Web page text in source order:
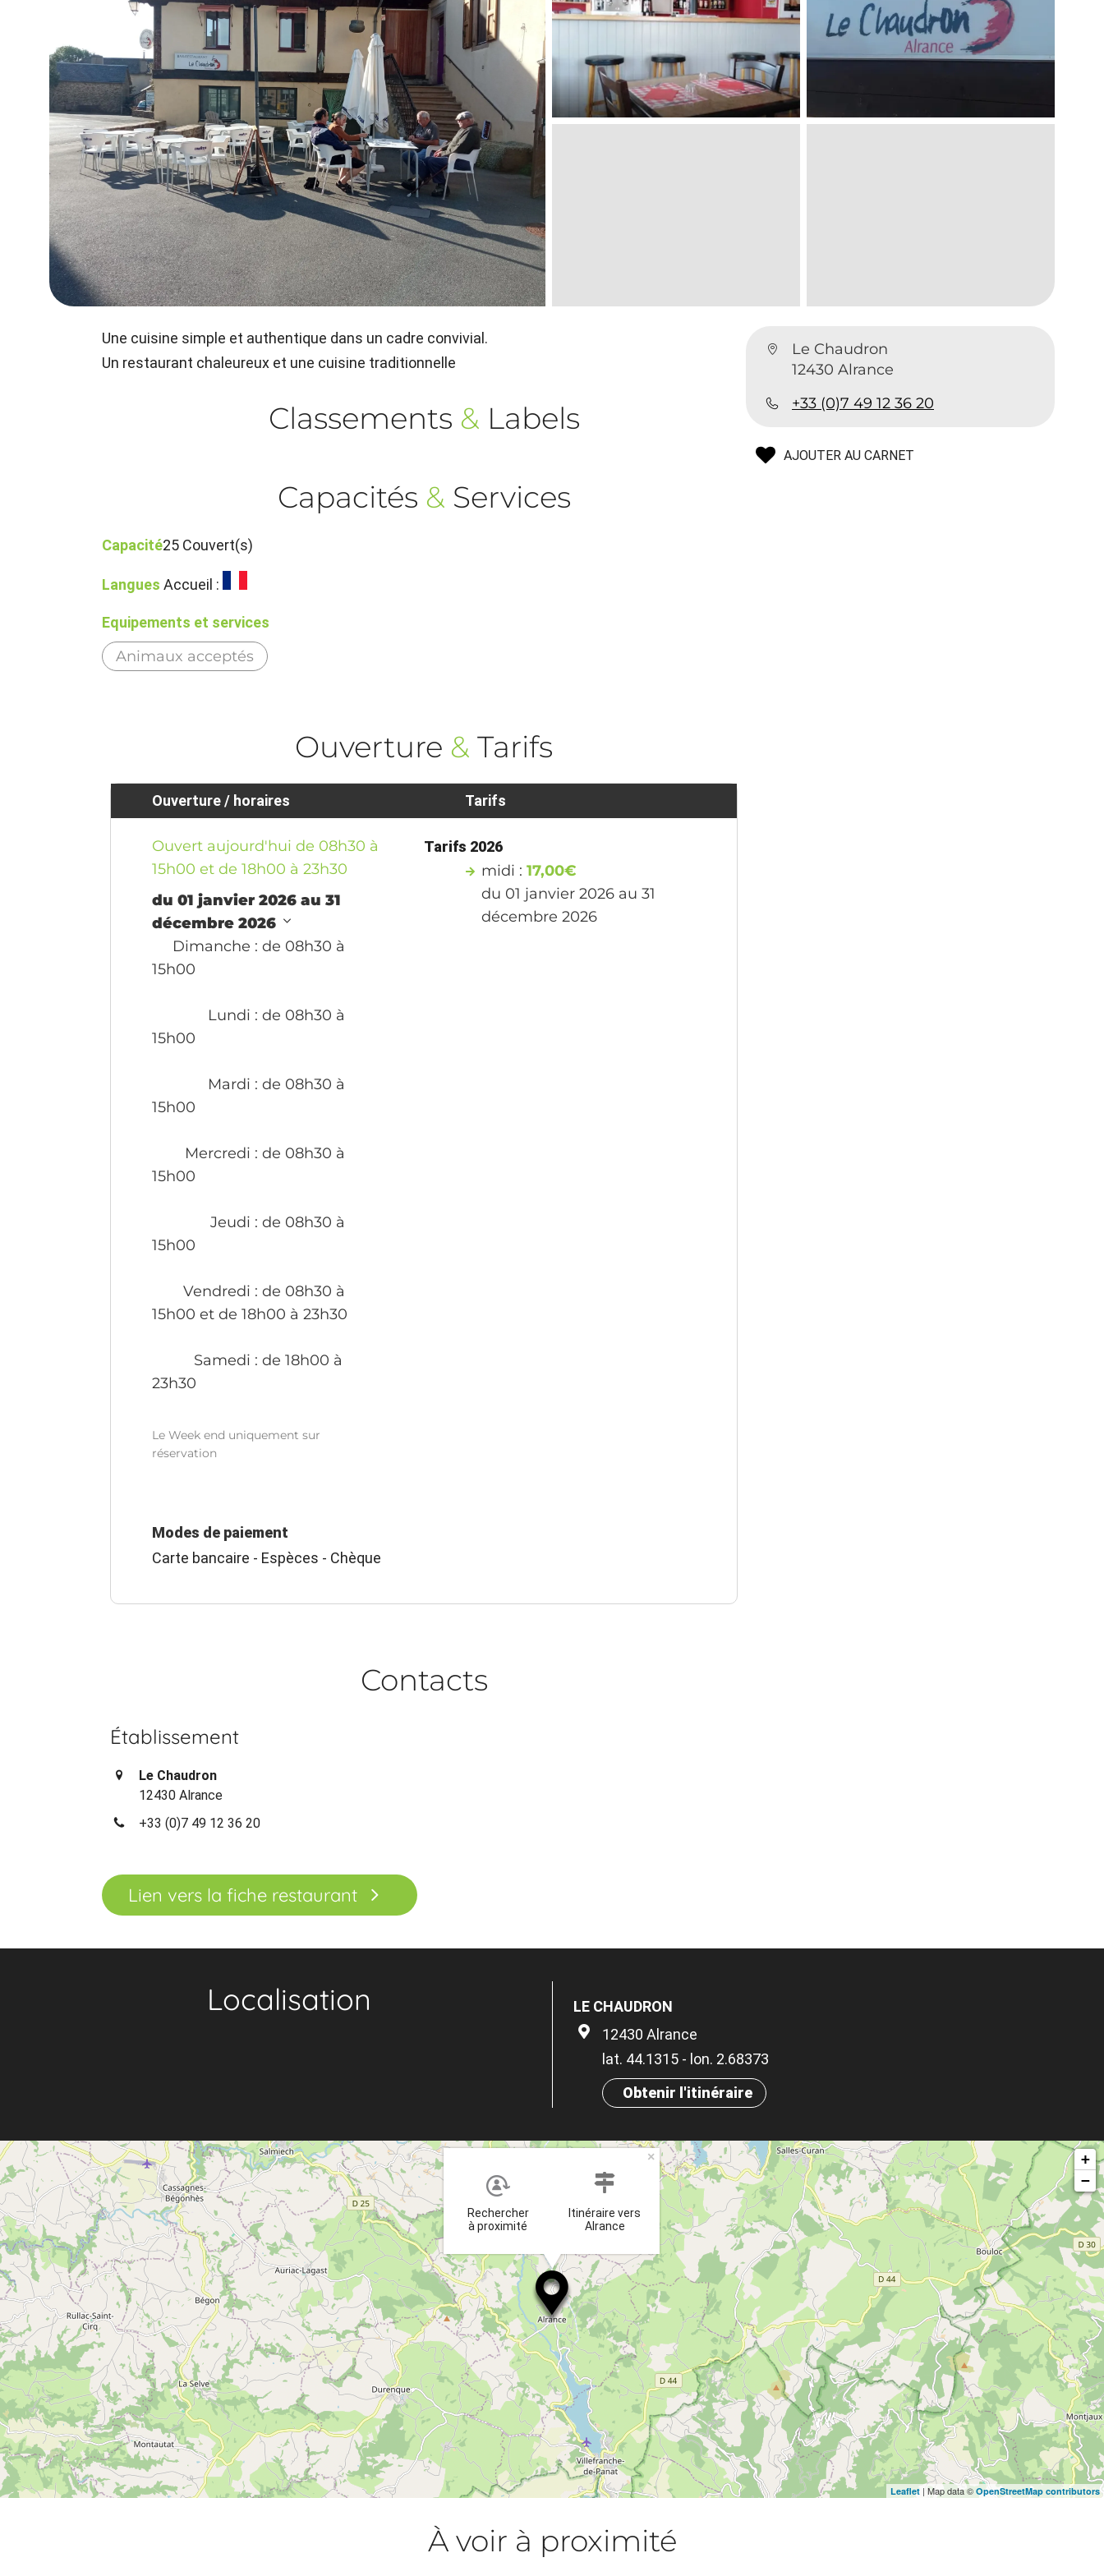
Le Chaudron
12430 Alrance
+33 (0)7 49 12 36 20
AJOUTER AU CARNET
Une cuisine simple et authentique dans un cadre convivial.
Un restaurant chaleureux et une cuisine traditionnelle
Classements & Labels
Capacités & Services
Capacité25 Couvert(s)
Langues Accueil :
Equipements et services
Animaux acceptés
Ouverture & Tarifs
Ouverture / horaires
Ouvert aujourd'hui de 08h30 à
15h00 et de 18h00 à 23h30
du 01 janvier 2026 au 31
décembre 2026
Dimanche : de 08h30 à
15h00
Lundi : de 08h30 à
15h00
Mardi : de 08h30 à
15h00
Mercredi : de 08h30 à
15h00
Jeudi : de 08h30 à
15h00
Vendredi : de 08h30 à
15h00 et de 18h00 à 23h30
Samedi : de 18h00 à
23h30
Le Week end uniquement sur
réservation
Tarifs
Tarifs 2026
midi :17,00€
du 01 janvier 2026 au 31
décembre 2026
Modes de paiement
Carte bancaire - Espèces - Chèque
Contacts
Établissement
Le Chaudron
12430 Alrance
+33 (0)7 49 12 36 20
Lien vers la fiche restaurant
Localisation
LE CHAUDRON
12430 Alrance
lat. 44.1315 - lon. 2.68373
Obtenir l'itinéraire
Rechercher
à proximité
Itinéraire vers
Alrance
×
+
−
Leaflet | Map data © OpenStreetMap contributors
À voir à proximité